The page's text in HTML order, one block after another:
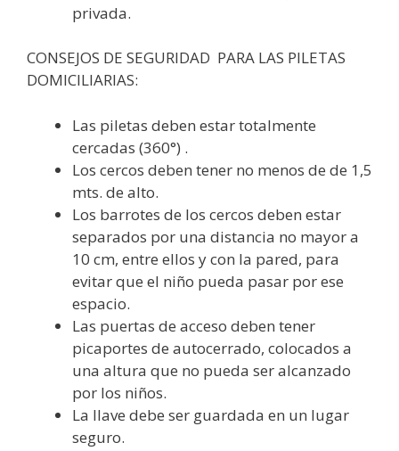
privada.
CONSEJOS DE SEGURIDAD PARA LAS PILETAS
DOMICILIARIAS:
Las piletas deben estar totalmente
cercadas (360°) .
Los cercos deben tener no menos de de 1,5
mts. de alto.
Los barrotes de los cercos deben estar
separados por una distancia no mayor a
10 cm, entre ellos y con la pared, para
evitar que el niño pueda pasar por ese
espacio.
Las puertas de acceso deben tener
picaportes de autocerrado, colocados a
una altura que no pueda ser alcanzado
por los niños.
La llave debe ser guardada en un lugar
seguro.